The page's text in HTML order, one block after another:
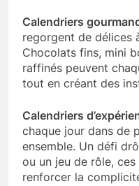
Calendriers
regorgent de délices
Chocolats fins, mini
raffinés peuvent
tout en créant des
Calendriers
chaque jour dans de
ensemble. Un défi
ou un jeu de rôle,
renforcer la